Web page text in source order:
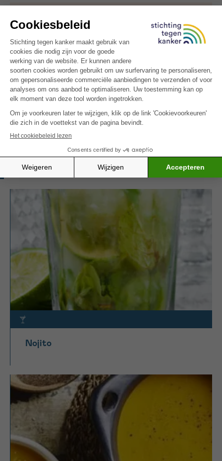
OPGELET: Dit is een recept voor
mensen met kanker. Het is mogelijk rijk
aan calorieën en/of eiwitten, of specifiek
uitgewerkt voor bepaalde klachten
(minder eetlust, misselijkheid,
smaakwijziging, vermoeidheid).
Zin in nog een verwarmend gerecht? Probeer dan
zeker delasagne van wintergroenten en quinoa
voedzaam, zacht en perfect voor koude dagen.
MEER INSPIRATIE
Nojito